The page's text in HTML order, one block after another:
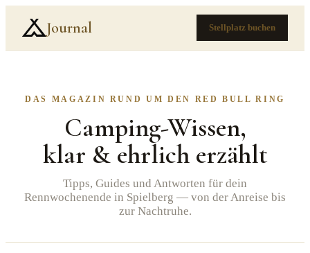
Journal Stellplatz buchen
DAS MAGAZIN RUND UM DEN RED BULL RING
Camping-Wissen,
klar & ehrlich erzählt
Tipps, Guides und Antworten für dein
Rennwochenende in Spielberg — von der Anreise bis
zur Nachtruhe.